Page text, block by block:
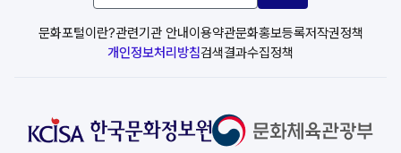
문화포털이란?관련기관 안내이용약관문화홍보등록저작권정책
개인정보처리방침검색결과수집정책
사
이
트